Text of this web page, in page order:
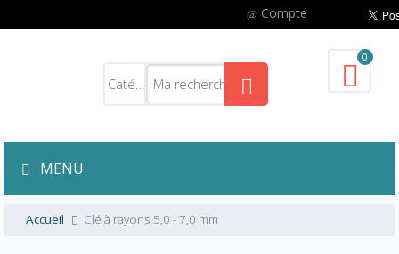
Compte
0
MENU
Accueil Clé à rayons 5,0 - 7,0 mm